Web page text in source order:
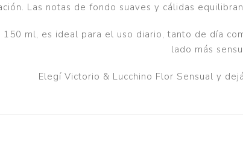
Las notas de fondo suaves y cálidas
150 ml, es ideal para el uso diario, tanto de día
lado más
Elegí Victorio & Lucchino Flor Sensual y